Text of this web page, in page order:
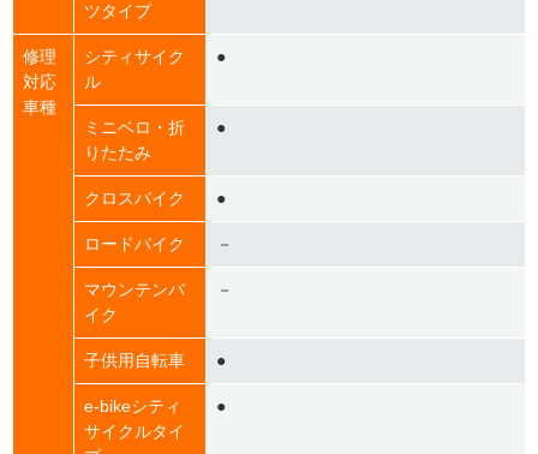
ツタイプ
修理
対応
車種
シティサイク
ル
●
ミニベロ・折
りたたみ
●
クロスバイク ●
ロードバイク －
マウンテンバ
イク
－
子供用自転車 ●
e-bikeシティ
サイクルタイ
●